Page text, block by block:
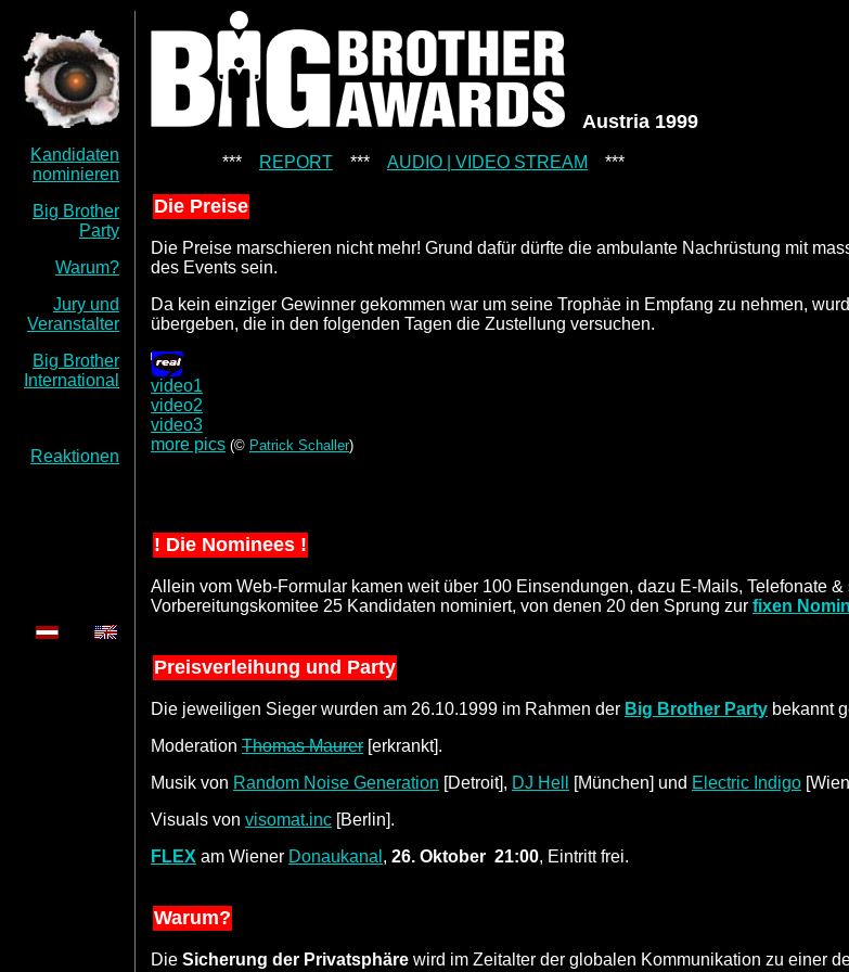
Kandidaten
nominieren
Big Brother
Party
Warum?
Jury und
Veranstalter
Big Brother
International
Reaktionen
Austria 1999
*** REPORT *** AUDIO | VIDEO STREAM ***
Die Preise
Die Preise marschieren nicht mehr! Grund dafür dürfte die ambulante Nachrüstung mit
des Events sein.
Da kein einziger Gewinner gekommen war um seine Trophäe in Empfang zu nehmen,
übergeben, die in den folgenden Tagen die Zustellung versuchen.
video1
video2
video3
more pics (© Patrick Schaller)
! Die Nominees !
Allein vom Web-Formular kamen weit über 100 Einsendungen, dazu E-Mails, Telefonate
Vorbereitungskomitee 25 Kandidaten nominiert, von denen 20 den Sprung zur fixen
Preisverleihung und Party
Die jeweiligen Sieger wurden am 26.10.1999 im Rahmen der Big Brother Party bekannt
Moderation Thomas Maurer [erkrankt].
Musik von Random Noise Generation [Detroit], DJ Hell [München] und Electric Indigo
Visuals von visomat.inc [Berlin].
FLEX am Wiener Donaukanal , 26. Oktober 21:00, Eintritt frei.
Warum?
Die Sicherung der Privatsphäre wird im Zeitalter der globalen Kommunikation zu einer